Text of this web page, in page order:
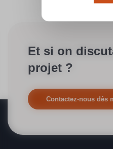
Et si on
projet ?
Contactez-nous dès